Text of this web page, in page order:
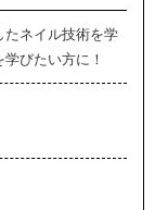
たネイル技術を学
びたい方に！